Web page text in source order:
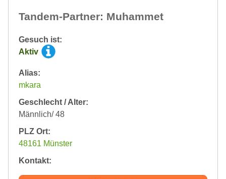
Tandem-Partner: Muhammet
Gesuch ist:
Aktiv
Alias:
mkara
Geschlecht / Alter:
Männlich/ 48
PLZ Ort:
48161 Münster
Kontakt: